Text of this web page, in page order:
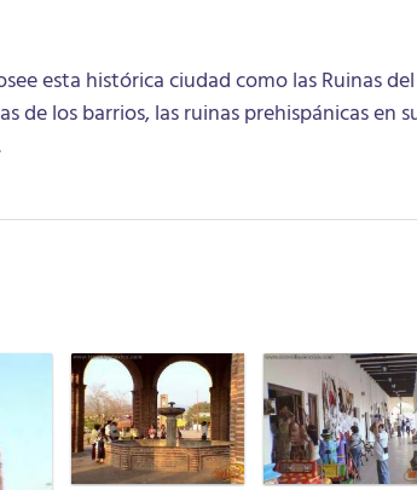
esta histórica ciudad como las Ruinas del
de los barrios, las ruinas prehispánicas en